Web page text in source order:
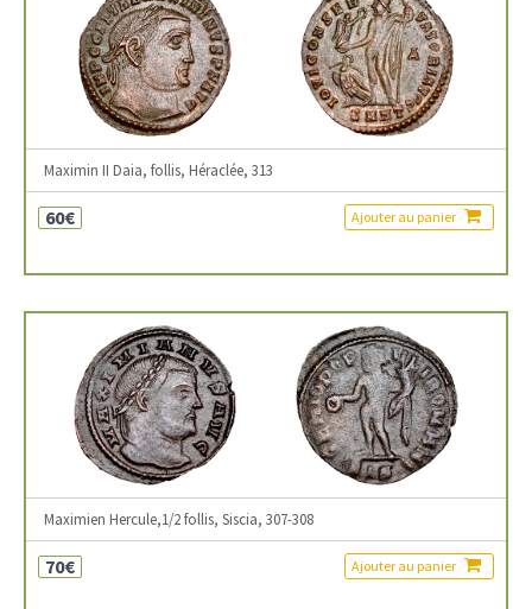
Maximin II Daia, follis, Héraclée, 313
60€ Ajouter au panier
Maximien Hercule,1/2 follis, Siscia, 307-308
70€ Ajouter au panier